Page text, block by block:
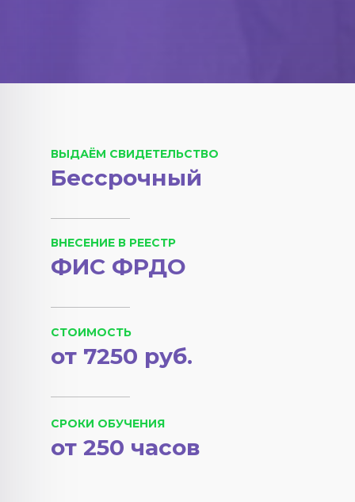
ВЫДАЁМ СВИДЕТЕЛЬСТВО
Бессрочный
ВНЕСЕНИЕ В РЕЕСТР
ФИС ФРДО
СРОКИ ОБУЧЕНИЯ
СТОИМОСТЬ
от 250 часов
от 7250 руб.